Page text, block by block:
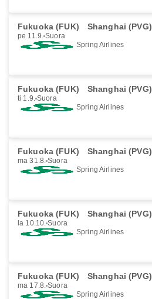
Fukuoka (FUK) Shanghai (PVG)
pe 11.9. Suora
Spring Airlines
Fukuoka (FUK) Shanghai (PVG)
ti 1.9. Suora
Spring Airlines
Fukuoka (FUK) Shanghai (PVG)
ma 31.8. Suora
Spring Airlines
Fukuoka (FUK) Shanghai (PVG)
la 10.10. Suora
Spring Airlines
Fukuoka (FUK) Shanghai (PVG)
ma 17.8. Suora
Spring Airlines